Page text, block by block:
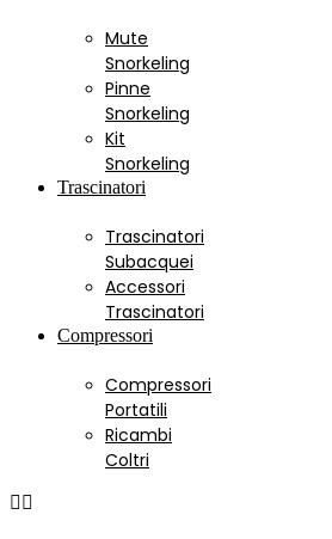
Mute
Snorkeling
Pinne
Snorkeling
Kit
Snorkeling
Trascinatori
Trascinatori
Subacquei
Accessori
Trascinatori
Compressori
Compressori
Portatili
Ricambi
Coltri